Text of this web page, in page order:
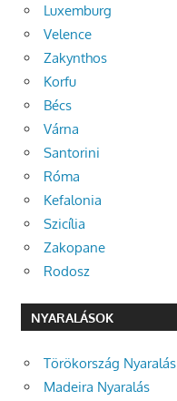
Luxemburg
Velence
Zakynthos
Korfu
Bécs
Várna
Santorini
Róma
Kefalonia
Szicília
Zakopane
Rodosz
NYARALÁSOK
Törökország Nyaralás
Madeira Nyaralás